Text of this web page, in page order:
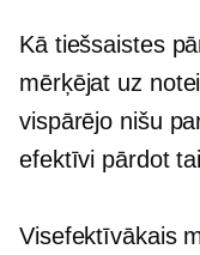
Kā tiešsaistes
mērķējat uz
vispārējo nišu
efektīvi pārdot
Visefektīvākais